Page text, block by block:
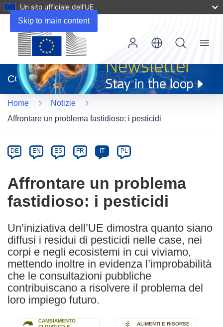
Skip to main content
Un sito ufficiale dell’UE
apre
in
una
nuova
finestra)
CORDIS
Menu
Home
Notizie
Affrontare un problema fastidioso: i pesticidi
Category
Article
available
the
following
languages:
DE EN ES FR IT PL
Affrontare un problema
fastidioso: i pesticidi
Un’iniziativa dell’UE dimostra quanto siano
diffusi i residui di pesticidi nelle case, nei
corpi e negli ecosistemi in cui viviamo,
mettendo inoltre in evidenza l’improbabilità
che le consultazioni pubbliche
contribuiscano a risolvere il problema del
loro impiego futuro.
CAMBIAMENTO
ALIMENTI E RISORSE